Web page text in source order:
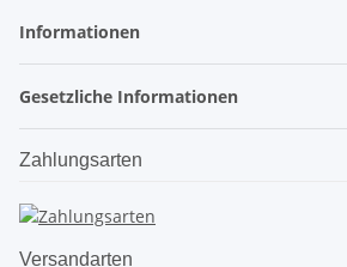
Informationen
Gesetzliche Informationen
Zahlungsarten
Versandarten